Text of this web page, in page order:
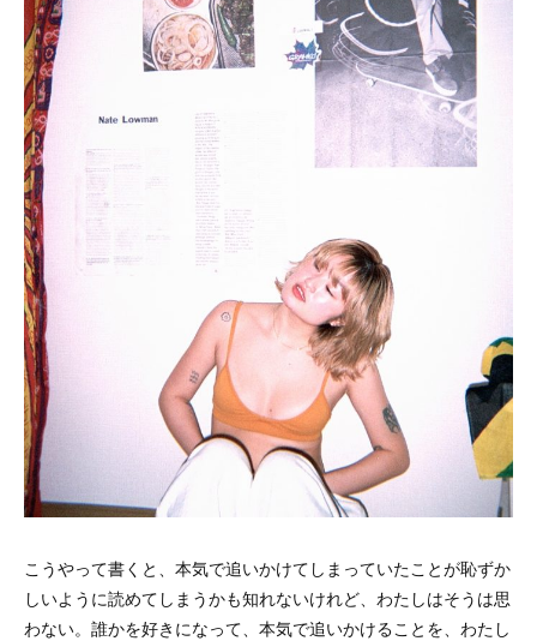
こうやって書くと、本気で追いかけてしまっていたことが恥ずか
しいように読めてしまうかも知れないけれど、わたしはそうは思
わない。誰かを好きになって、本気で追いかけることを、わたし